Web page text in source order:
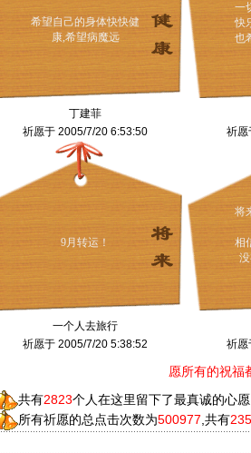
希望自己的身体快快健
康,希望病魔远
丁建菲
祈愿于 2005/7/20 6:53:50
一
快
也
祈愿
9月转运！
一个人去旅行
祈愿于 2005/7/20 5:38:52
将
相
祈愿
愿所有的祝福
共有2823个人在这里留下了最真诚的心愿
所有祈愿的总点击次数为500977 ,共有235